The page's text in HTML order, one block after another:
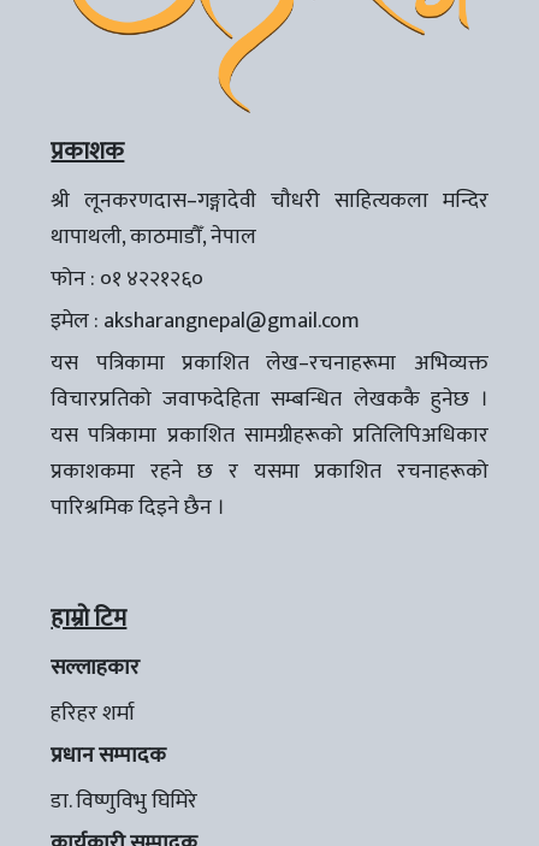
प्रकाशक
श्री लूनकरणदास–गङ्गादेवी चौधरी साहित्यकला मन्दिर
थापाथली, काठमाडौँ, नेपाल
फोन : ०१ ४२२१२६०
इमेल : aksharangnepal@gmail.com
यस पत्रिकामा प्रकाशित लेख–रचनाहरूमा अभिव्यक्त
विचारप्रतिको जवाफदेहिता सम्बन्धित लेखककै हुनेछ ।
यस पत्रिकामा प्रकाशित सामग्रीहरूको प्रतिलिपिअधिकार
प्रकाशकमा रहने छ र यसमा प्रकाशित रचनाहरूको
पारिश्रमिक दिइने छैन ।
हाम्रो टिम
सल्लाहकार
हरिहर शर्मा
प्रधान सम्पादक
डा. विष्णुविभु घिमिरे